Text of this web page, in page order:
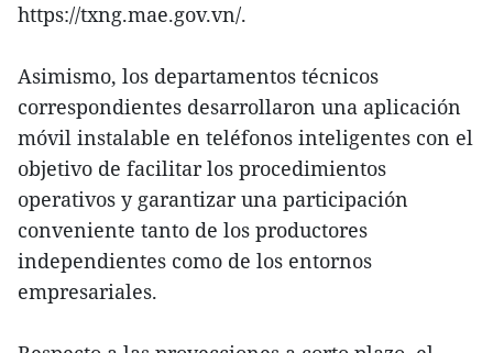
https://txng.mae.gov.vn/.
Asimismo, los departamentos técnicos
correspondientes desarrollaron una aplicación
móvil instalable en teléfonos inteligentes con el
objetivo de facilitar los procedimientos
operativos y garantizar una participación
conveniente tanto de los productores
independientes como de los entornos
empresariales.